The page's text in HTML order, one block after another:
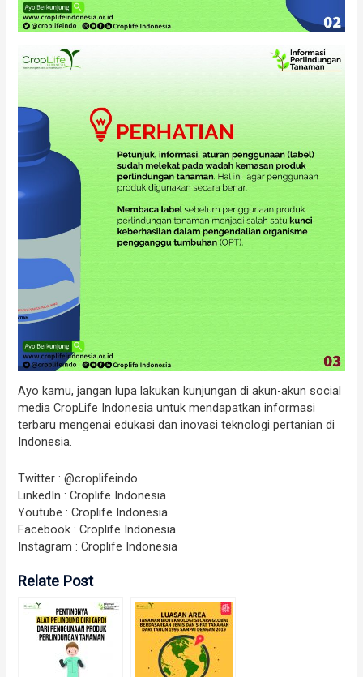
Ayo kamu, jangan lupa lakukan kunjungan di akun-akun social
media CropLife Indonesia untuk mendapatkan informasi
terbaru mengenai edukasi dan inovasi teknologi pertanian di
Indonesia.
Twitter : @croplifeindo
LinkedIn : Croplife Indonesia
Youtube : Croplife Indonesia
Facebook : Croplife Indonesia
Instagram : Croplife Indonesia
Relate Post